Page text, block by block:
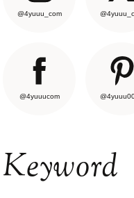
@4yuuu_com
@4yuuucom
Keyword